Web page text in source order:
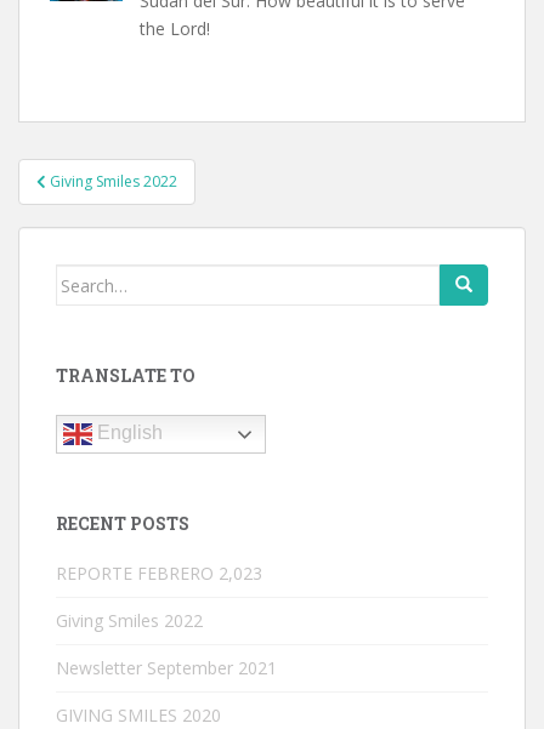
the Lord!
Post
navigation
Giving Smiles 2022
Search
TRANSLATE TO
English
RECENT POSTS
REPORTE FEBRERO 2,023
Giving Smiles 2022
Newsletter September 2021
GIVING SMILES 2020